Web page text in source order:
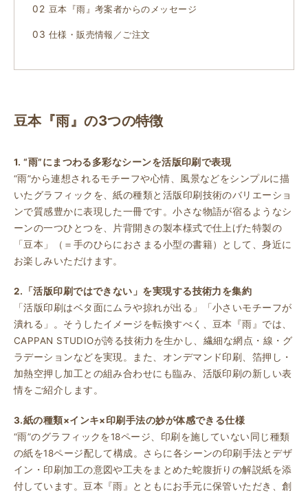
豆本『雨』考案者からのメッセージ
仕様・販売情報／ご注文
豆本『雨』の3つの特徴
1. “雨”にまつわる多彩なシーンを活版印刷で表現
“雨”から連想されるモチーフや心情、風景などをシンプルに描
いたグラフィックを、紙の種類と活版印刷技術のバリエーショ
ンで質感豊かに表現した一冊です。小さな物語が宿るようなシ
ーンの一つひとつを、片背開きの製本様式で仕上げた特製の
「豆本」（＝手のひらにおさまる小型の書籍）として、身近に
お楽しみいただけます。
2.「活版印刷ではできない」を実現する技術力を集約
「活版印刷はベタ面にムラや掠れが出る」「小さいモチーフが
潰れる」。そうしたイメージを転換すべく、豆本『雨』では、
CAPPAN STUDIOが誇る技術力を生かし、繊細な網点・線・グ
ラデーションなどを実現。また、オンデマンド印刷、箔押し・
加熱空押し加工との組み合わせにも臨み、活版印刷の新しい表
情をご紹介します。
3.紙の種類×インキ×印刷手法の妙が体感できる仕様
“雨”のグラフィックを18ページ、印刷を施していない同じ種類
の紙を18ページ配して構成。さらに各シーンの印刷手法とデザ
イン・印刷加工の意図や工夫をまとめた蛇腹折りの解説紙を添
付しています。豆本『雨』とともにお手元に保管いただき、創